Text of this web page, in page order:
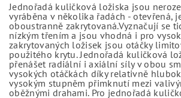
Jednořadá kuličková ložiska jsou
vyráběna v několika řadách - otevřená,
oboustranně zakrytovaná.Vyznačují se
nízkým třením a jsou vhodná i pro
zakrytovaných ložisek jsou otáčky
použitého krytu. Jednořadá kuličková
přenášet radiální i axiální síly v obou
vysokých otáčkách díky relativně
vysokým stupněm přimknutí mezi
oběžnými drahami. Pro jednořadá